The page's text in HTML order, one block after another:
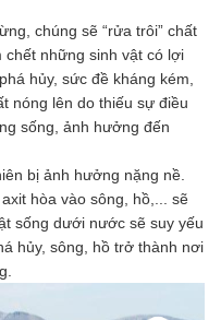
chúng sẽ “rửa trôi” chất
những sinh vật có lợi
hủy, sức đề kháng kém,
nóng lên do thiếu sự điều
sống, ảnh hưởng đến
bị ảnh hưởng nặng nề.
hòa vào sông, hồ,... sẽ
sống dưới nước sẽ suy yếu
hủy, sông, hồ trở thành nơi